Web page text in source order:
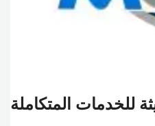
للخدمات المتكاملة